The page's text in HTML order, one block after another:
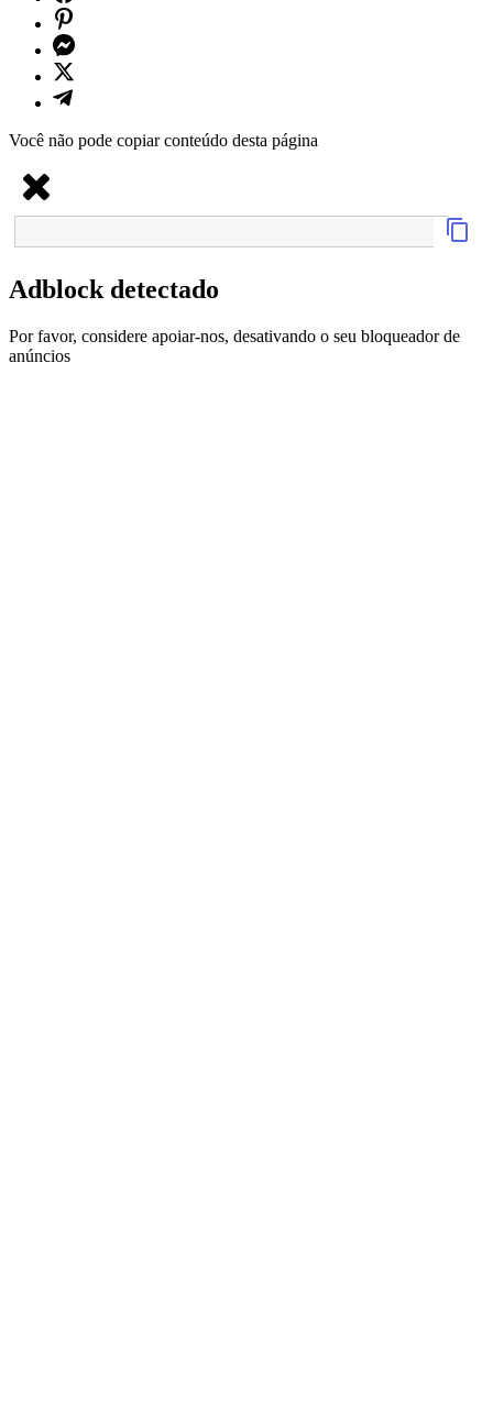
Você não pode copiar conteúdo desta página
Adblock detectado
Por favor, considere apoiar-nos, desativando o seu bloqueador de
anúncios